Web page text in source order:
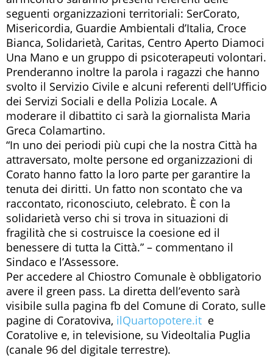
seguenti organizzazioni territoriali: SerCorato,
Misericordia, Guardie Ambientali d’Italia, Croce
Bianca, Solidarietà, Caritas, Centro Aperto Diamoci
Una Mano e un gruppo di psicoterapeuti volontari.
Prenderanno inoltre la parola i ragazzi che hanno
svolto il Servizio Civile e alcuni referenti dell’Ufficio
dei Servizi Sociali e della Polizia Locale. A
moderare il dibattito ci sarà la giornalista Maria
Greca Colamartino.
“In uno dei periodi più cupi che la nostra Città ha
attraversato, molte persone ed organizzazioni di
Corato hanno fatto la loro parte per garantire la
tenuta dei diritti. Un fatto non scontato che va
raccontato, riconosciuto, celebrato. È con la
solidarietà verso chi si trova in situazioni di
fragilità che si costruisce la coesione ed il
benessere di tutta la Città.” – commentano il
Sindaco e l’Assessore.
Per accedere al Chiostro Comunale è obbligatorio
avere il green pass. La diretta dell’evento sarà
visibile sulla pagina fb del Comune di Corato, sulle
pagine di Coratoviva, ilQuartopotere.it e
Coratolive e, in televisione, su VideoItalia Puglia
(canale 96 del digitale terrestre).